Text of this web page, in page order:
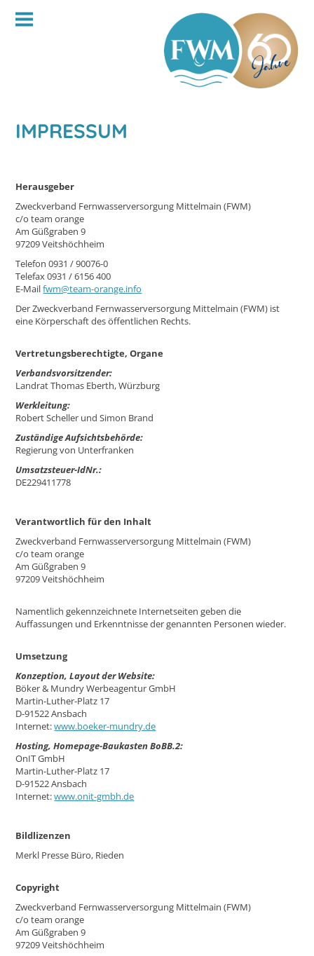
IMPRESSUM
Herausgeber
Zweckverband Fernwasserversorgung Mittelmain (FWM)
c/o team orange
Am Güßgraben 9
97209 Veitshöchheim
Telefon 0931 / 90076-0
Telefax 0931 / 6156 400
E-Mailfwm@team-orange.info
Der Zweckverband Fernwasserversorgung Mittelmain (FWM) ist
eine Körperschaft des öffentlichen Rechts.
Vertretungsberechtigte, Organe
Verbandsvorsitzender:
Landrat Thomas Eberth, Würzburg
Werkleitung:
Robert Scheller und Simon Brand
Zuständige Aufsichtsbehörde:
Regierung von Unterfranken
Umsatzsteuer-IdNr.:
DE229411778
Verantwortlich für den Inhalt
Zweckverband Fernwasserversorgung Mittelmain (FWM)
c/o team orange
Am Güßgraben 9
97209 Veitshöchheim
Namentlich gekennzeichnete Internetseiten geben die
Auffassungen und Erkenntnisse der genannten Personen wieder.
Umsetzung
Konzeption, Layout der Website:
Böker & Mundry Werbeagentur GmbH
Martin-Luther-Platz 17
D-91522 Ansbach
Internet:www.boeker-mundry.de
Hosting, Homepage-Baukasten BoBB.2:
OnIT GmbH
Martin-Luther-Platz 17
D-91522 Ansbach
Internet:www.onit-gmbh.de
Bildlizenzen
Merkl Presse Büro, Rieden
Copyright
Zweckverband Fernwasserversorgung Mittelmain (FWM)
c/o team orange
Am Güßgraben 9
97209 Veitshöchheim